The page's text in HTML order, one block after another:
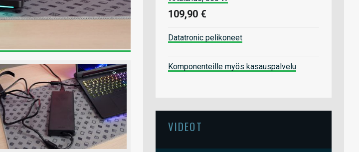
109,90 €
Datatronic pelikoneet
Komponenteille myös kasauspalvelu
VIDEOT